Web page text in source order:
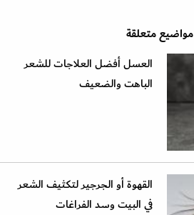
مواضيع متعلقة
العسل أفضل العلاجات للشعر
الباهت والضعيف
القهوة أو الجرجير لتكثيف الشعر
في البيت وسد الفراغات